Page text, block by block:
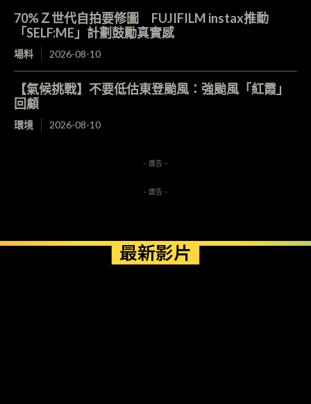
70%Ｚ世代自拍要修圖 FUJIFILM instax推動
「SELF:ME」計劃鼓勵真實感
場料 2026-08-10
【氣候挑戰】不要低估東登颱風：強颱風「紅霞」
回顧
環境 2026-08-10
- 廣告 -
- 廣告 -
最新影片